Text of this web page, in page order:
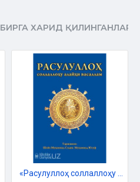
БИРГА ХАРИД ҚИЛИНГАНЛАР